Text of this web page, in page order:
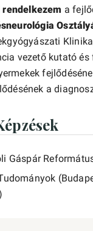
a
vezető kutató
a
Gáspár